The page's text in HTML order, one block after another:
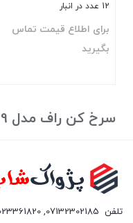
12 عدد در انبار
برای اطلاع قیمت تماس
بگیرید
سرخ کن راف مدل 5309
تلفن 07132302185
,